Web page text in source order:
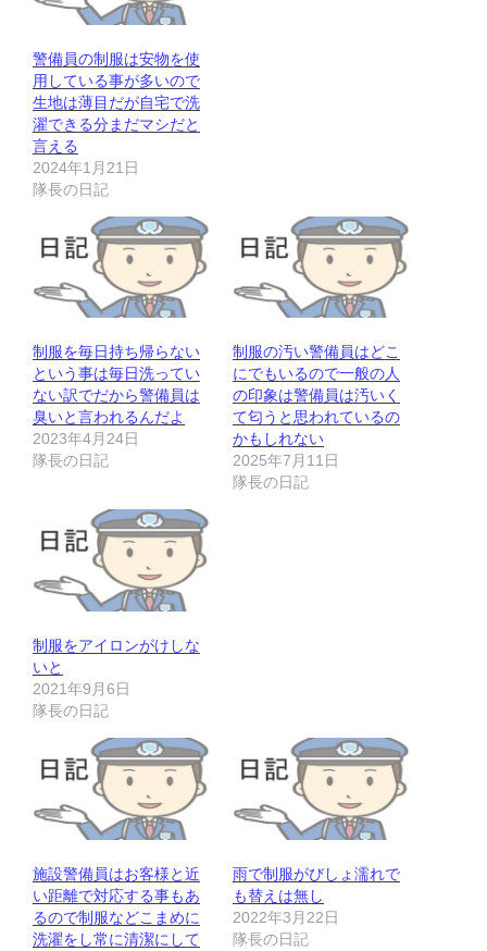
警備員の制服は安物を使
用している事が多いので
生地は薄目だが自宅で洗
濯できる分まだマシだと
言える
2024年1月21日
隊長の日記
制服を毎日持ち帰らない
という事は毎日洗ってい
ない訳でだから警備員は
臭いと言われるんだよ
2023年4月24日
隊長の日記
制服の汚い警備員はどこ
にでもいるので一般の人
の印象は警備員は汚いく
て匂うと思われているの
かもしれない
2025年7月11日
隊長の日記
制服をアイロンがけしな
いと
2021年9月6日
隊長の日記
施設警備員はお客様と近
い距離で対応する事もあ
るので制服などこまめに
洗濯をし常に清潔にして
雨で制服がびしょ濡れで
も替えは無し
2022年3月22日
隊長の日記